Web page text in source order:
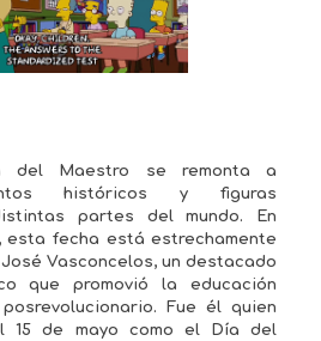
del Maestro se remonta a
históricos y figuras
partes del mundo. En
esta fecha está estrechamente
Vasconcelos, un destacado
que promovió la educación
Fue él quien
15 de mayo como el Día del